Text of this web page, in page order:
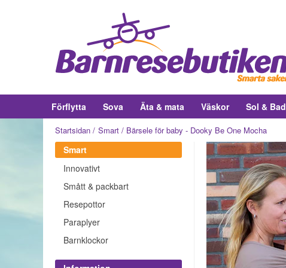
Förflytta Sova Äta & mata Väskor Sol & Bad
Startsidan Smart Bärsele för baby - Dooky Be One Mocha
Smart
Innovativt
Smått & packbart
Resepottor
Paraplyer
Barnklockor